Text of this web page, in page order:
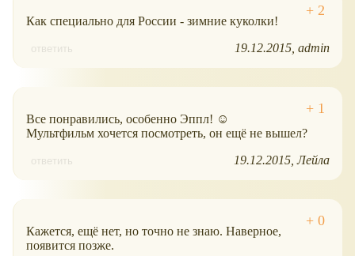
Как специально для России - зимние куколки!
ответить 19.12.2015 admin
Все понравились, особенно Эппл! ☺
Мультфильм хочется посмотреть, он ещё не вышел?
ответить 19.12.2015 Лейла
Кажется, ещё нет, но точно не знаю. Наверное,
появится позже.